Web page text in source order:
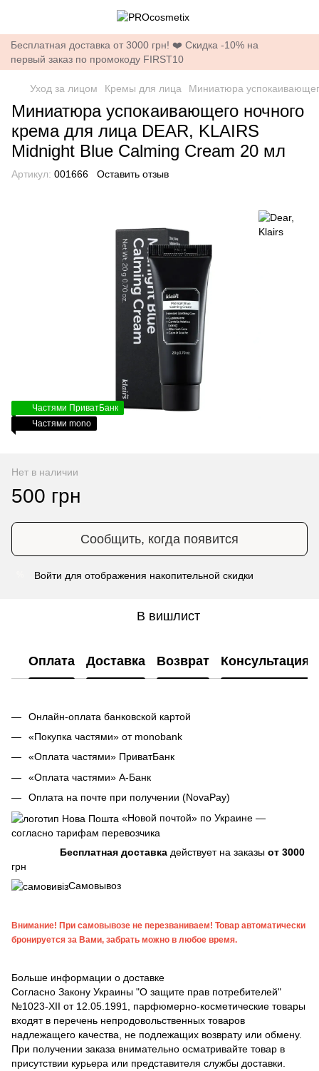
Бесплатная доставка от 3000 грн! ❤️ Скидка -10% на
первый заказ по промокоду FIRST10
Уход за лицом Кремы для лица Миниатюра
Миниатюра успокаивающего ночного
крема для лица DEAR, KLAIRS
Midnight Blue Calming Cream 20 мл
Артикул: 001666 Оставить отзыв
Частями ПриватБанк
Частями mono
Нет в наличии
500 грн
Сообщить, когда появится
Войти для отображения накопительной скидки
В вишлист
Оплата Доставка Возврат Консультация
Онлайн-оплата банковской картой
«Покупка частями» от monobank
«Оплата частями» ПриватБанк
«Оплата частями» А-Банк
Оплата на почте при получении (NovaPay)
«Новой почтой» по Украине —
согласно тарифам перевозчика
Бесплатная доставка действует на заказы от 3000
грн
Самовывоз
Внимание! При самовывозе не перезваниваем! Товар автоматически
бронируется за Вами, забрать можно в любое время.
Больше информации о доставке
Согласно Закону Украины "О защите прав потребителей"
№1023-XII от 12.05.1991, парфюмерно-косметические товары
входят в перечень непродовольственных товаров
надлежащего качества, не подлежащих возврату или обмену.
При получении заказа внимательно осматривайте товар в
присутствии курьера или представителя службы доставки.